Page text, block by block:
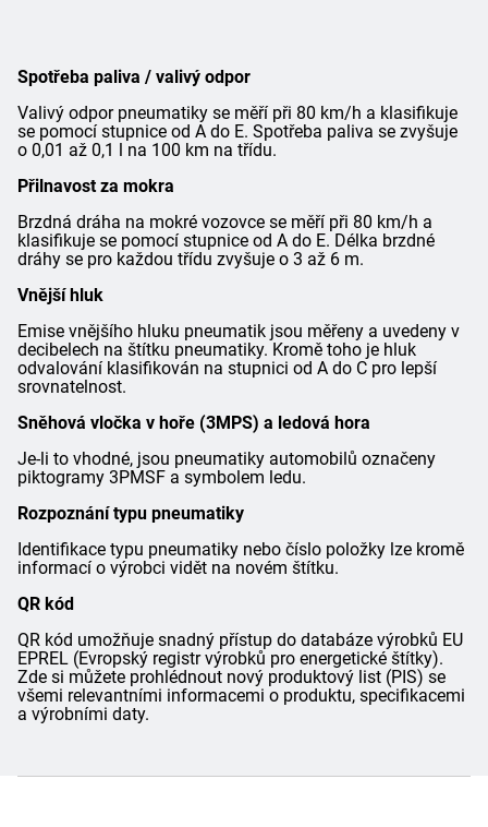
Spotřeba paliva / valivý odpor
Valivý odpor pneumatiky se měří při 80 km/h a klasifikuje
se pomocí stupnice od A do E. Spotřeba paliva se zvyšuje
o 0,01 až 0,1 l na 100 km na třídu.
Přilnavost za mokra
Brzdná dráha na mokré vozovce se měří při 80 km/h a
klasifikuje se pomocí stupnice od A do E. Délka brzdné
dráhy se pro každou třídu zvyšuje o 3 až 6 m.
Vnější hluk
Emise vnějšího hluku pneumatik jsou měřeny a uvedeny v
decibelech na štítku pneumatiky. Kromě toho je hluk
odvalování klasifikován na stupnici od A do C pro lepší
srovnatelnost.
Sněhová vločka v hoře (3MPS) a ledová hora
Je-li to vhodné, jsou pneumatiky automobilů označeny
piktogramy 3PMSF a symbolem ledu.
Rozpoznání typu pneumatiky
Identifikace typu pneumatiky nebo číslo položky lze kromě
informací o výrobci vidět na novém štítku.
QR kód
QR kód umožňuje snadný přístup do databáze výrobků EU
EPREL (Evropský registr výrobků pro energetické štítky).
Zde si můžete prohlédnout nový produktový list (PIS) se
všemi relevantními informacemi o produktu, specifikacemi
a výrobními daty.